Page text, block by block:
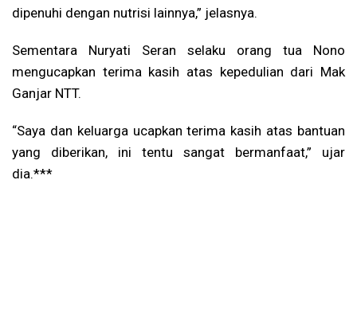
dipenuhi dengan nutrisi lainnya,” jelasnya.
Sementara Nuryati Seran selaku orang tua Nono
mengucapkan terima kasih atas kepedulian dari Mak
Ganjar NTT.
“Saya dan keluarga ucapkan terima kasih atas bantuan
yang diberikan, ini tentu sangat bermanfaat,” ujar
dia.***